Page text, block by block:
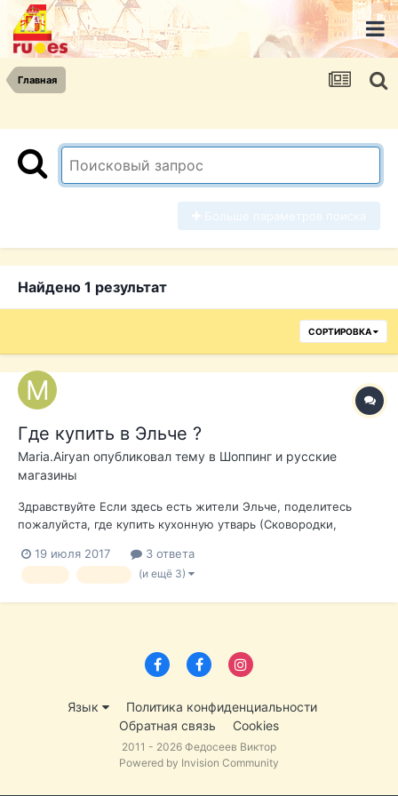
Главная
Найдено 1 результат
СОРТИРОВКА
Где купить в Эльче ?
Maria.Airyan опубликовал тему в Шоппинг и русские
магазины
Здравствуйте Если здесь есть жители Эльче, поделитесь
пожалуйста, где купить кухонную утварь (Сковородки,
полотенца, постельном белье). Планирую посетить Zara
Home, но там есть далеко не все, и возможно вы знаете
19 июля 2017 3 ответа
(и ещё 3)
Язык
Политика конфиденциальности
Обратная связь
Cookies
2011 - 2026 Федосеев Виктор
Powered by Invision Community